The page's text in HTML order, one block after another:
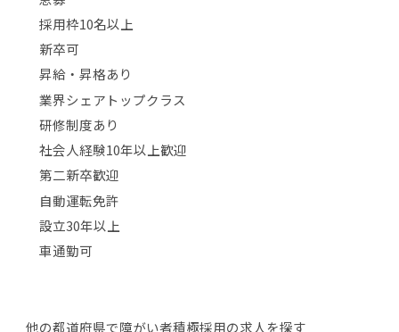
採用枠10名以上
新卒可
昇給・昇格あり
業界シェアトップクラス
研修制度あり
社会人経験10年以上歓迎
第二新卒歓迎
自動運転免許
設立30年以上
車通勤可
他の都道府県で障がい者積極採用の求人を探す